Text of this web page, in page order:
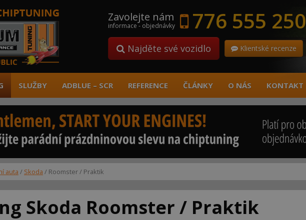
Zavolejte nám
informace - objednávky 776 555 250
Najděte své vozidlo Klientské recenze
SLUŽBY ADBLUE – SCR REFERENCE ČLÁNKY O NÁS KONTAKT
auta / Skoda / Roomster / Praktik
Skoda Roomster / Praktik